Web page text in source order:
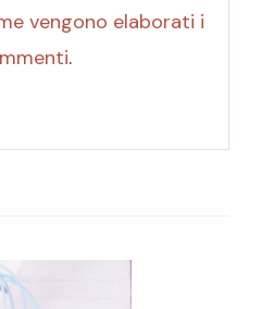
vengono elaborati i
.